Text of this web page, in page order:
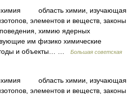
область химии, изучающая
элементов и веществ, законы
химию ядерных
им физико химические
и объекты… …
Большая советская
область химии, изучающая
элементов и веществ, законы